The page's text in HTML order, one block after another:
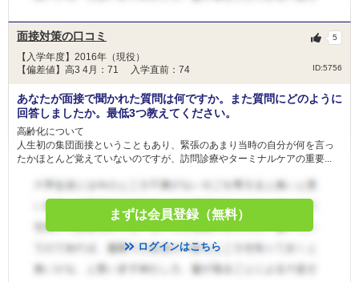
面接対策の口コミ
【入学年度】2016年（現役）
【偏差値】高3 4月：71 入学直前：74
ID:5756
5
あなたが面接で聞かれた質問は何ですか。また質問にどのように
回答しましたか。最低3つ教えてください。
高齢化について
人生初の集団面接ということもあり、緊張のあまり当時の自分が何を言っ
たかほとんど覚えていないのですが、訪問診療やターミナルケアの重要...
まずは会員登録（無料）
ログインはこちら